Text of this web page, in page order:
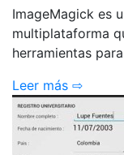
ImageMagick es
multiplataforma
herramientas
Leer más ⇨